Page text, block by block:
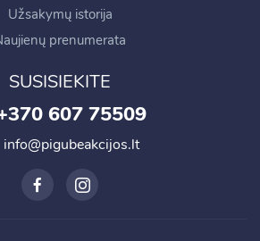
Užsakymų istorija
prenumerata
SUSISIEKITE
607 75509
info@pigubeakcijos.lt